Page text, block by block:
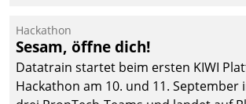
Hackathon
Sesam, öffne dich!
Datatrain startet beim ersten KIWI
Hackathon am 10. und 11. September